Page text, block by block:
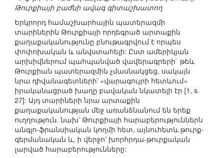
Թուրքիայի բաժնի ավագ գիտաշխատող
Երկրորդ համաշխարհային պատերազմի
տարիներին Թուրքիայի որդեգրած արտաքին
քաղաքականությունը բնութագրվում է որպես
փոփոխական և անվստահելի: Ըստ ամերիկյան
արխիվներում պահպանված վավերագրերի` թեև
Թուրքիան պատերազմին չմասնակցեց, սակայն
նրա դիվանագետների՝ «վարագույրի հետևում»
իրականացրած խաղը բավական նկատելի էր [1, s.
27]: Այդ տարիների նրա արտաքին
քաղաքականության մեջ առանձնանում են երեք
ուղղություն. նախ՝ Թուրքիայի հարաբերություններն
անգլո-ֆրանսիական կողմի հետ, այնուհետև թուրք-
գերմանական և, ի վերջո՝ խորհրդա-թուրքական
լարված հարաբերությունները: